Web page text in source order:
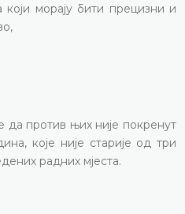
морају бити прецизни и
да против њих није покренут
које није старије од три
радних мјеста.